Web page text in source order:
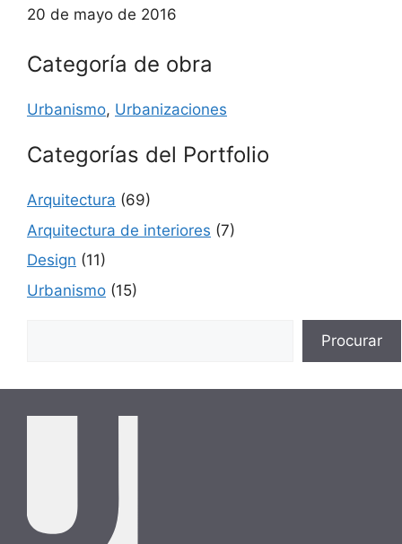
20 de mayo de 2016
Categoría de obra
Urbanismo, Urbanizaciones
Categorías del Portfolio
Arquitectura (69)
Arquitectura de interiores (7)
Design (11)
Urbanismo (15)
Procurar